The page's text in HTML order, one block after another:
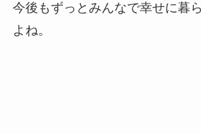
今後もずっとみんなで幸せに暮
よね。